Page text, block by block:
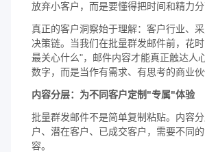
放弃小客户，而是要懂得把时间和精力分
真正的客户洞察始于理解：客户行业、采
决策链。当我们在批量群发邮件前，花
最关心什么"，邮件内容才能真正触达人
数字，而是当作有需求、有思考的商业伙
内容分层：为不同客户定制"专属"体验
批量群发邮件不是简单复制粘贴。内容
户、潜在客户、已成交客户，需要不同
容。